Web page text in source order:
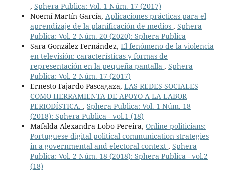
, Sphera Publica: Vol. 1 Núm. 17 (2017)
Noemí Martín García, Aplicaciones prácticas para el
aprendizaje de la planificación de medios , Sphera
Publica: Vol. 2 Núm. 20 (2020): Sphera Publica
Sara González Fernández, El fenómeno de la violencia
en televisión: características y formas de
representación en la pequeña pantalla , Sphera
Publica: Vol. 2 Núm. 17 (2017)
Ernesto Fajardo Pascagaza, LAS REDES SOCIALES
COMO HERRAMIENTA DE APOYO A LA LABOR
PERIODÍSTICA. , Sphera Publica: Vol. 1 Núm. 18
(2018): Sphera Publica - vol.1 (18)
Mafalda Alexandra Lobo Pereira, Online politicians:
Portuguese digital political communication strategies
in a governmental and electoral context , Sphera
Publica: Vol. 2 Núm. 18 (2018): Sphera Publica - vol.2
(18)